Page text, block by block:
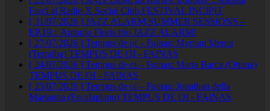
Farci al Radio X Social Club FESTIVAL INCIPIT
[ 31/07/2026 ] JAZZ ALARM SUMMER SESSIONS –
EP.19 :: Antonio Floris trio JAZZ ALARM!
[ 27/07/2026 ] Tempus de oi – Fainas: Myriam Mereu
(Terralba) TEMPUS DE OI - FAINAS
[ 24/07/2026 ] Tempus de oi – Fainas: Maria Barca (Ottana)
TEMPUS DE OI - FAINAS
[ 23/07/2026 ] Tempus de oi – Fainas: Jonathan della
Marianna (Escalaplano) TEMPUS DE OI - FAINAS